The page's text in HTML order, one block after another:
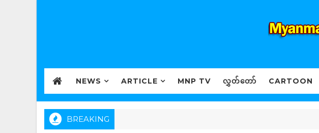
NEWS ARTICLE MNP TV လွှတ်တော် CARTOON
BREAKING